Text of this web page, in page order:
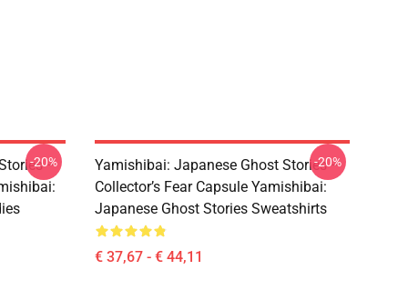
–
-20%
Yamishibai: Japanese Ghost Stories –
Collector’s Fear Capsule Yamishibai:
Japanese Ghost Stories Sweatshirts
€ 37,67 - € 44,11
-20%